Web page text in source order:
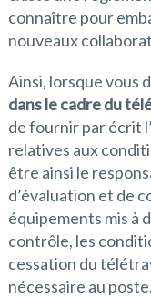
connaître pour
nouveaux
Ainsi, lorsque vous
dans le cadre du
de fournir par écrit
relatives aux
être ainsi le
d’évaluation et de
équipements mis à
contrôle, les
cessation du
nécessaire au poste.